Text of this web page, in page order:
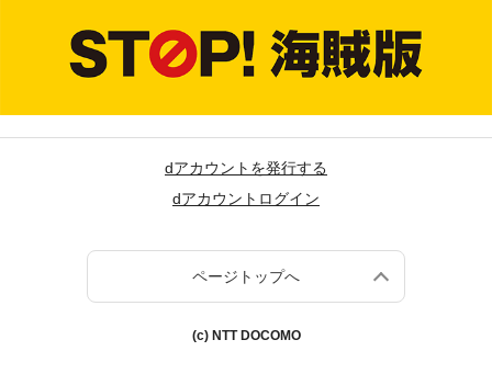
dアカウントを発行する
dアカウントログイン
ページトップへ
(c) NTT DOCOMO